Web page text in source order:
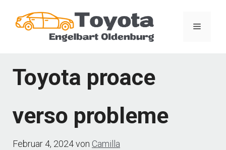
Inhalt
Menü
Toyota proace
verso probleme
Februar 4, 2024von Camilla